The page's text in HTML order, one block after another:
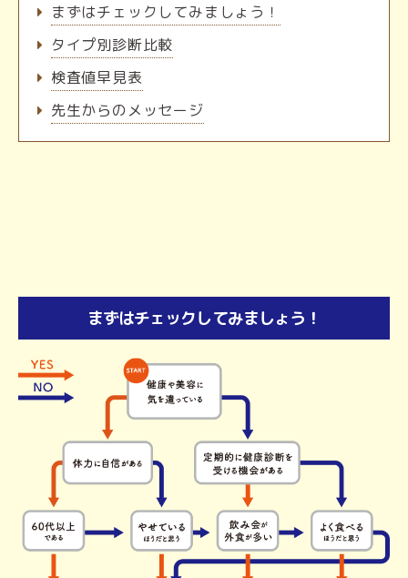
まずはチェックしてみましょう！
タイプ別診断比較
検査値早見表
先生からのメッセージ
まずはチェックしてみましょう！